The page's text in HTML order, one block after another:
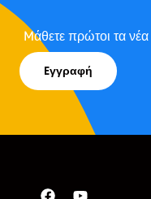
Mάθετε πρώτοι τα
Eγγραφή